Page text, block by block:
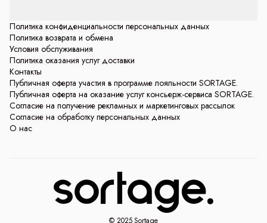
Политика конфиденциальности персональных данных
Политика возврата и обмена
Условия обслуживания
Политика оказания услуг доставки
Контакты
Публичная оферта участия в программе лояльности SORTAGE.
Публичная оферта на оказание услуг консьерж-сервиса SORTAGE.
Согласие на получение рекламных и маркетинговых рассылок
Согласие на обработку персональных данных
О нас
© 2025 Sortage